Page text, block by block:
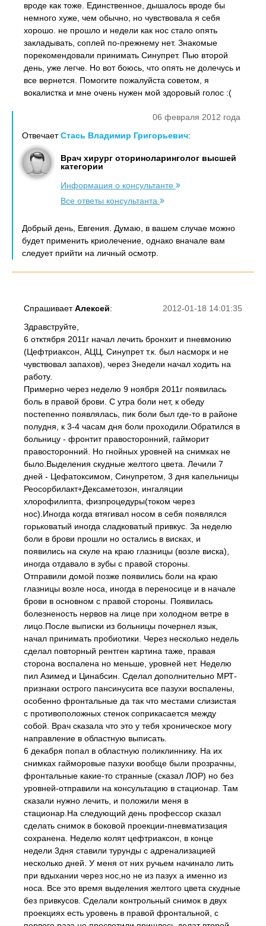
вроде как тоже. Единственное, дышалось вроде бы
немного хуже, чем обычно, но чувствовала я себя
хорошо. не прошло и недели как нос стало опять
закладывать, соплей по-прежнему нет. Знакомые
порекомендовали принимать Синупрет. Пью второй
день, уже легче. Но вот боюсь, что опять не долечусь и
все вернется. Помогите пожалуйста советом, я
вокалистка и мне очень нужен мой здоровый голос :(
06 февраля 2012 года
ОтвечаетСтась Владимир Григорьевич:
Врач хирург оториноларинголог высшей
категории
Информация о консультанте
Все ответы консультанта
Добрый день, Евгения. Думаю, в вашем случае можно
будет применить криолечение, однако вначале вам
следует прийти на личный осмотр.
2012-01-18 14:01:35
СпрашиваетАлексей:
Здравструйте,
6 отктября 2011г начал лечить бронхит и пневмонию
(Цефтриаксон, АЦЦ, Синупрет т.к. был насморк и не
чувствовал запахов), через 3недели начал ходить на
работу.
Примерно через неделю 9 ноября 2011г появилась
боль в правой брови. С утра боли нет, к обеду
постепенно появлялась, пик боли был где-то в районе
полудня, к 3-4 часам дня боли проходили.Обратился в
больницу - фронтит правосторонний, гайморит
правосторонний. Но гнойных уровней на снимках не
было.Выделения скудные желтого цвета. Лечили 7
дней - Цефатоксимом, Синупретом, 3 дня капельницы
Реосорбилакт+Дексаметозон, ингаляции
хлорофилипта, физпроцедуры(током через
нос).Иногда когда втягивал носом в себя появлялся
горьковатый иногда сладковатый привкус. За неделю
боли в брови прошли но остались в висках, и
появились на скуле на краю глазницы (возле виска),
иногда отдавало в зубы с правой стороны.
Отправили домой позже появились боли на краю
глазницы возле носа, иногда в переносице и в начале
брови в основном с правой стороны. Появилась
болезненость нервов на лице при холодном ветре в
лицо.После выписки из больницы почернел язык,
начал принимать пробиотики. Через несколько недель
сделал повторный рентген картина таже, правая
сторона воспалена но меньше, уровней нет. Неделю
пил Азимед и Цинабсин. Сделал дополнительно МРТ-
признаки острого пансинусита все пазухи воспалены,
особенно фронтальные да так что местами слизистая
с противоположных стенок соприкасается между
собой. Врач сказала что это у тебя хроническое могу
направление в областную выписать.
6 декабря попал в областную поликлиннику. На их
снимках гайморовые пазухи вообще были прозрачны,
фронтальные какие-то странные (сказал ЛОР) но без
уровней-отправили на консультацию в стационар. Там
сказали нужно лечить, и положили меня в
стационар.На следующий день профессор сказал
сделать снимок в боковой проекции-пневматизация
сохранена. Неделю колят цефтриаксон, в конце
недели 3дня ставили турунды с адренализацией
несколько дней. У меня от них ручьем начинало лить
при вдыхании через нос,но не из пазух а именно из
носа. Все это время выделения желтого цвета скудные
без привкусов. Сделали контрольный снимок в двух
проекциях есть уровень в правой фронтальной, с